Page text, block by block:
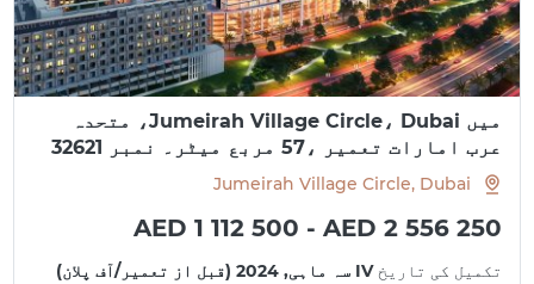
میں Jumeirah Village Circle، Dubai، متحدہ
عرب امارات تعمیر ،57 مربع میٹر۔ نمبر 32621
Jumeirah Village Circle, Dubai
AED 1 112 500 - AED 2 556 250
تکمیل کی تاریخIV سہ ماہی, 2024 (قبل از تعمیر/آف پلان)